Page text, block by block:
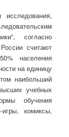
согласно
считают
населения
на единицу
наибольший
учебных
обучения
игры, комиксы,